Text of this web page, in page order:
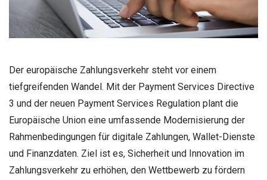
Der europäische Zahlungsverkehr steht vor einem
tiefgreifenden Wandel. Mit der Payment Services Directive
3 und der neuen Payment Services Regulation plant die
Europäische Union eine umfassende Modernisierung der
Rahmenbedingungen für digitale Zahlungen, Wallet-Dienste
und Finanzdaten. Ziel ist es, Sicherheit und Innovation im
Zahlungsverkehr zu erhöhen, den Wettbewerb zu fördern